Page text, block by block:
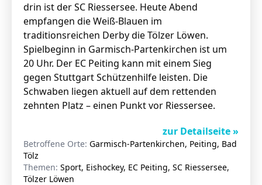
drin ist der SC Riessersee. Heute Abend
empfangen die Weiß-Blauen im
traditionsreichen Derby die Tölzer Löwen.
Spielbeginn in Garmisch-Partenkirchen ist um
20 Uhr. Der EC Peiting kann mit einem Sieg
gegen Stuttgart Schützenhilfe leisten. Die
Schwaben liegen aktuell auf dem rettenden
zehnten Platz – einen Punkt vor Riessersee.
zur Detailseite »
Betroffene Orte: Garmisch-Partenkirchen, Peiting, Bad
Tölz
Themen: Sport, Eishockey, EC Peiting, SC Riessersee,
Tölzer Löwen